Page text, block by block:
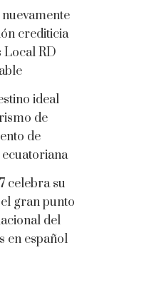
crediticia
Local RD
ideal
de
de
celebra su
gran punto
del
en español